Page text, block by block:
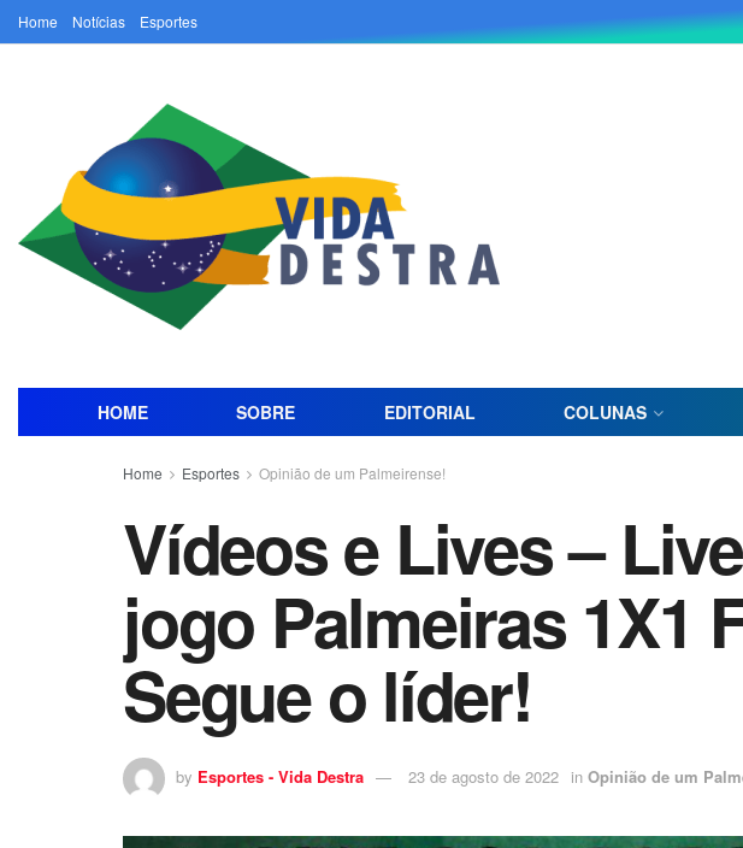
Home Notícias Esportes
HOME SOBRE EDITORIAL COLUNAS
Home Esportes Opinião de um Palmeirense!
Vídeos e Lives –
jogo Palmeiras 1X1
Segue o líder!
by Esportes - Vida Destra 23 de agosto de 2022 in Opinião de um